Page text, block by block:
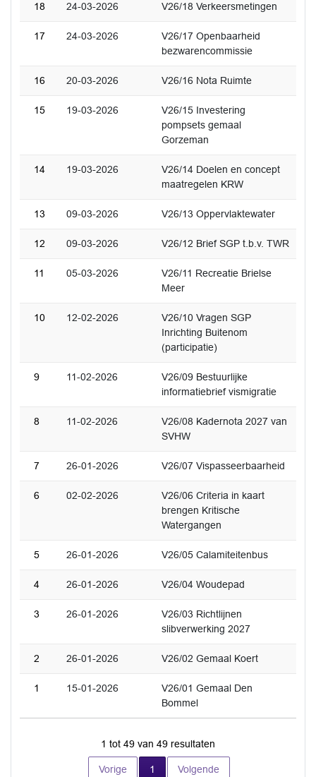
18 24-03-2026 V26/18 Verkeersmetingen
17 24-03-2026
V26/17 Openbaarheid
bezwarencommissie
16 20-03-2026 V26/16 Nota Ruimte
15 19-03-2026
V26/15 Investering
pompsets gemaal
Gorzeman
14 19-03-2026
V26/14 Doelen en concept
maatregelen KRW
13 09-03-2026 V26/13 Oppervlaktewater
12 09-03-2026 V26/12 Brief SGP t.b.v. TWR
11 05-03-2026
V26/11 Recreatie Brielse
Meer
10 12-02-2026
V26/10 Vragen SGP
Inrichting Buitenom
(participatie)
9 11-02-2026
V26/09 Bestuurlijke
informatiebrief vismigratie
8 11-02-2026
V26/08 Kadernota 2027 van
SVHW
7 26-01-2026 V26/07 Vispasseerbaarheid
6 02-02-2026
V26/06 Criteria in kaart
brengen Kritische
Watergangen
5 26-01-2026 V26/05 Calamiteitenbus
4 26-01-2026 V26/04 Woudepad
3 26-01-2026
V26/03 Richtlijnen
slibverwerking 2027
2 26-01-2026 V26/02 Gemaal Koert
1 15-01-2026
V26/01 Gemaal Den
Bommel
1 tot 49 van 49 resultaten
Vorige 1 Huidige pagina
Volgende